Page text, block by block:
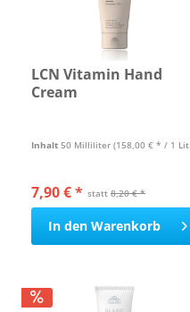
LCN Vitamin Hand
Cream
Inhalt 50 Milliliter (158,00 € * / 1 Liter)
statt 8,20 € *
7,90 € *
In den Warenkorb